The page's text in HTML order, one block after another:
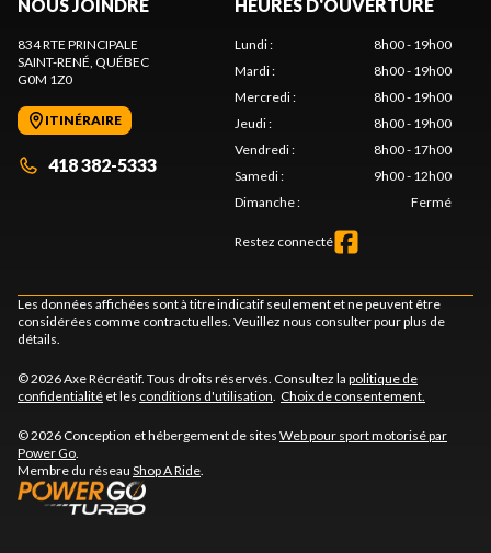
NOUS JOINDRE
834 RTE PRINCIPALE
SAINT-RENÉ, QUÉBEC
G0M 1Z0
ITINÉRAIRE
418 382-5333
HEURES D'OUVERTURE
Lundi:
8h00 - 19h00
Mardi:
8h00 - 19h00
Mercredi:
8h00 - 19h00
Jeudi:
8h00 - 19h00
Vendredi:
8h00 - 17h00
Samedi:
9h00 - 12h00
Dimanche: Fermé
Restez connecté
Les données affichées sont à titre indicatif seulement et ne peuvent être
considérées comme contractuelles. Veuillez nous consulter pour plus de
détails.
© 2026 Axe Récréatif. Tous droits réservés. Consultez la politique de
confidentialité et les conditions d'utilisation. Choix de consentement.
© 2026 Conception et hébergement de sites Web pour sport motorisé par
Power Go.
Membre du réseau Shop A Ride.